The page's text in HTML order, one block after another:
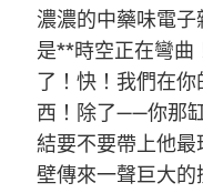
濃濃的中藥味電
是**時空正在彎曲
了！快！我們在
西！除了——你那
結要不要帶上他
壁傳來一聲巨大的